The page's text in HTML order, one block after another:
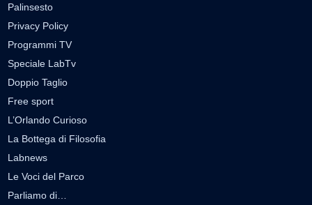
Palinsesto
Privacy Policy
Programmi TV
Speciale LabTv
Doppio Taglio
Free sport
L’Orlando Curioso
La Bottega di Filosofia
Labnews
Le Voci del Parco
Parliamo di…